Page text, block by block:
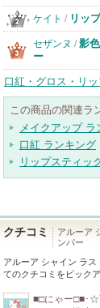
ケイト / リッ
セザンヌ / 影
ー
口紅・グロス・リ
この商品の関連ラ
メイクアップ ラ
口紅 ランキング
リップスティッ
クチコミ
アルーア
ンパー
アルーア シャイン ラ
てのクチコミをピックア
■□にゃー□■･☆